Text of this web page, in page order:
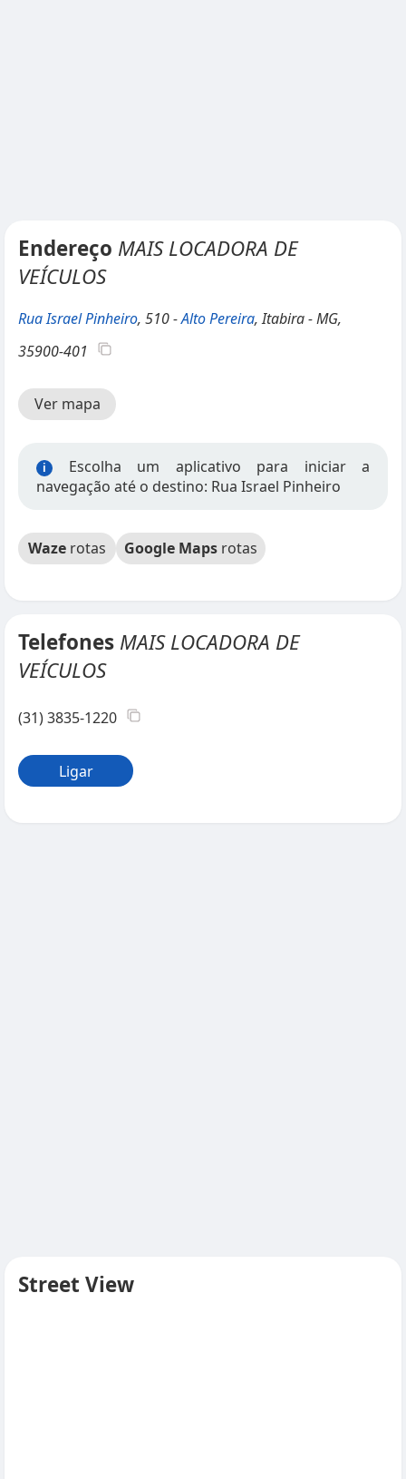
Endereço MAIS LOCADORA DE
VEÍCULOS
Rua Israel Pinheiro, 510 -Alto Pereira, Itabira - MG,
35900-401
Ver mapa
i
Escolha um aplicativo para iniciar a
navegação até o destino: Rua Israel Pinheiro
Waze rotas Google Maps rotas
Telefones MAIS LOCADORA DE
VEÍCULOS
(31) 3835-1220
Ligar
Street View